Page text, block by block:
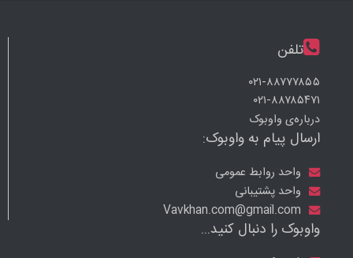
تلفن
۰۲۱-۸۸۷۷۷۸۵۵
۰۲۱-۸۸۷۸۵۴۷۱
درباره‌ی واوبوک
ارسال پیام به واوبوک:
واحد روابط عمومی
واحد پشتیبانی
واوبوک را دنبال کنید...